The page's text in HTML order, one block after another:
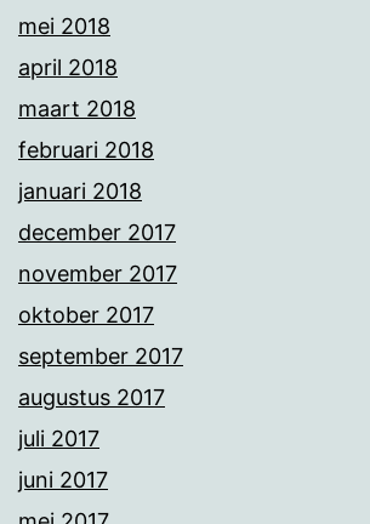
mei 2018
april 2018
maart 2018
februari 2018
januari 2018
december 2017
november 2017
oktober 2017
september 2017
augustus 2017
juli 2017
juni 2017